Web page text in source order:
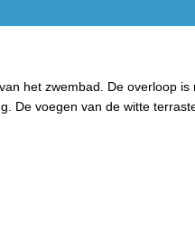
het zwembad. De overloop is
De voegen van de witte